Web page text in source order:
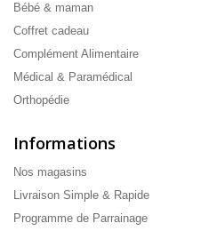
Bébé & maman
Coffret cadeau
Complément Alimentaire
Médical & Paramédical
Orthopédie
Informations
Nos magasins
Livraison Simple & Rapide
Programme de Parrainage